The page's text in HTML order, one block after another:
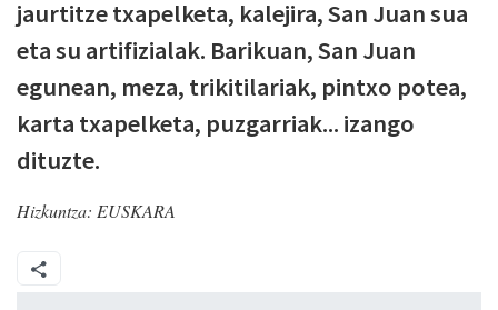
jaurtitze txapelketa, kalejira, San Juan sua
eta su artifizialak. Barikuan, San Juan
egunean, meza, trikitilariak, pintxo potea,
karta txapelketa, puzgarriak... izango
dituzte.
Hizkuntza: EUSKARA